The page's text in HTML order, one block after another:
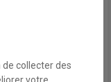
collecter des